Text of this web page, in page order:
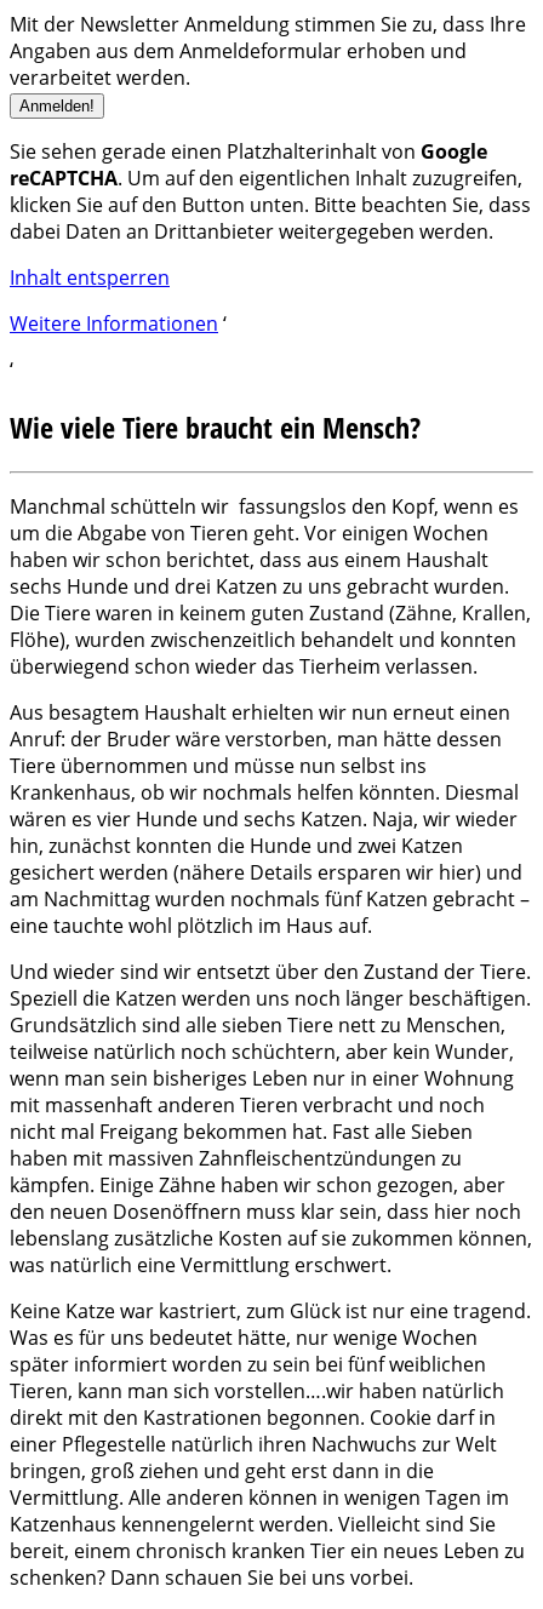
Mit der Newsletter Anmeldung stimmen Sie zu, dass Ihre
Angaben aus dem Anmeldeformular erhoben und
verarbeitet werden.
Sie sehen gerade einen Platzhalterinhalt von Google
reCAPTCHA. Um auf den eigentlichen Inhalt zuzugreifen,
klicken Sie auf den Button unten. Bitte beachten Sie, dass
dabei Daten an Drittanbieter weitergegeben werden.
Inhalt entsperren
Weitere Informationen ‘
‘
Wie viele Tiere braucht ein Mensch?
Manchmal schütteln wir fassungslos den Kopf, wenn es
um die Abgabe von Tieren geht. Vor einigen Wochen
haben wir schon berichtet, dass aus einem Haushalt
sechs Hunde und drei Katzen zu uns gebracht wurden.
Die Tiere waren in keinem guten Zustand (Zähne, Krallen,
Flöhe), wurden zwischenzeitlich behandelt und konnten
überwiegend schon wieder das Tierheim verlassen.
Aus besagtem Haushalt erhielten wir nun erneut einen
Anruf: der Bruder wäre verstorben, man hätte dessen
Tiere übernommen und müsse nun selbst ins
Krankenhaus, ob wir nochmals helfen könnten. Diesmal
wären es vier Hunde und sechs Katzen. Naja, wir wieder
hin, zunächst konnten die Hunde und zwei Katzen
gesichert werden (nähere Details ersparen wir hier) und
am Nachmittag wurden nochmals fünf Katzen gebracht –
eine tauchte wohl plötzlich im Haus auf.
Und wieder sind wir entsetzt über den Zustand der Tiere.
Speziell die Katzen werden uns noch länger beschäftigen.
Grundsätzlich sind alle sieben Tiere nett zu Menschen,
teilweise natürlich noch schüchtern, aber kein Wunder,
wenn man sein bisheriges Leben nur in einer Wohnung
mit massenhaft anderen Tieren verbracht und noch
nicht mal Freigang bekommen hat. Fast alle Sieben
haben mit massiven Zahnfleischentzündungen zu
kämpfen. Einige Zähne haben wir schon gezogen, aber
den neuen Dosenöffnern muss klar sein, dass hier noch
lebenslang zusätzliche Kosten auf sie zukommen können,
was natürlich eine Vermittlung erschwert.
Keine Katze war kastriert, zum Glück ist nur eine tragend.
Was es für uns bedeutet hätte, nur wenige Wochen
später informiert worden zu sein bei fünf weiblichen
Tieren, kann man sich vorstellen….wir haben natürlich
direkt mit den Kastrationen begonnen. Cookie darf in
einer Pflegestelle natürlich ihren Nachwuchs zur Welt
bringen, groß ziehen und geht erst dann in die
Vermittlung. Alle anderen können in wenigen Tagen im
Katzenhaus kennengelernt werden. Vielleicht sind Sie
bereit, einem chronisch kranken Tier ein neues Leben zu
schenken? Dann schauen Sie bei uns vorbei.